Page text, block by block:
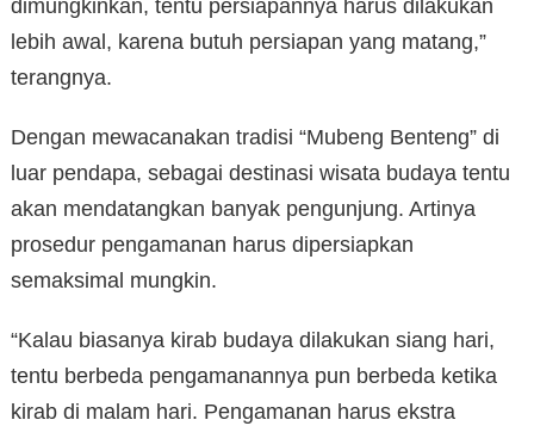
dimungkinkan, tentu persiapannya harus dilakukan
lebih awal, karena butuh persiapan yang matang,”
terangnya.
Dengan mewacanakan tradisi “Mubeng Benteng” di
luar pendapa, sebagai destinasi wisata budaya tentu
akan mendatangkan banyak pengunjung. Artinya
prosedur pengamanan harus dipersiapkan
semaksimal mungkin.
“Kalau biasanya kirab budaya dilakukan siang hari,
tentu berbeda pengamanannya pun berbeda ketika
kirab di malam hari. Pengamanan harus ekstra